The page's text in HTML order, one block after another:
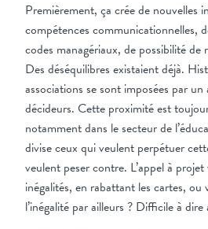
Premièrement, ça crée de nouvelles
compétences communicationnelles,
codes managériaux, de possibilité de
Des déséquilibres existaient déjà.
associations se sont imposées par un
décideurs. Cette proximité est
notamment dans le secteur de
divise ceux qui veulent perpétuer
veulent peser contre. L’appel à
inégalités, en rabattant les cartes,
l’inégalité par ailleurs ? Difficile à